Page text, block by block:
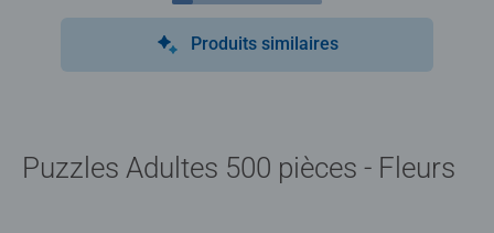
Produits similaires
Puzzles Adultes 500 pièces - Fleurs